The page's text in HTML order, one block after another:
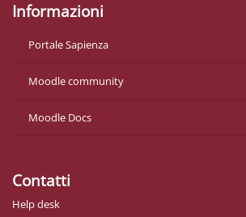
Informazioni
Portale Sapienza
Moodle community
Moodle Docs
Contatti
Help desk